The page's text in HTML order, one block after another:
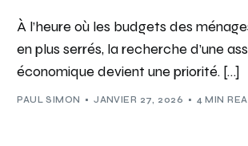
À l’heure où les budgets des
en plus serrés, la recherche d’une
économique devient une priorité. […]
PAUL SIMON JANVIER 27, 2026 4 MIN